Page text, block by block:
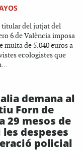
titular del jutjat del
6 de València imposa
multa de 5.040 euros a
ecologistes que
demana al
Forn de
29 mesos de
despeses
policial